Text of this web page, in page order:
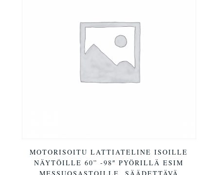
MOTORISOITU LATTIATELINE ISOILLE
NÄYTÖILLE 60” -98″ PYÖRILLÄ ESIM